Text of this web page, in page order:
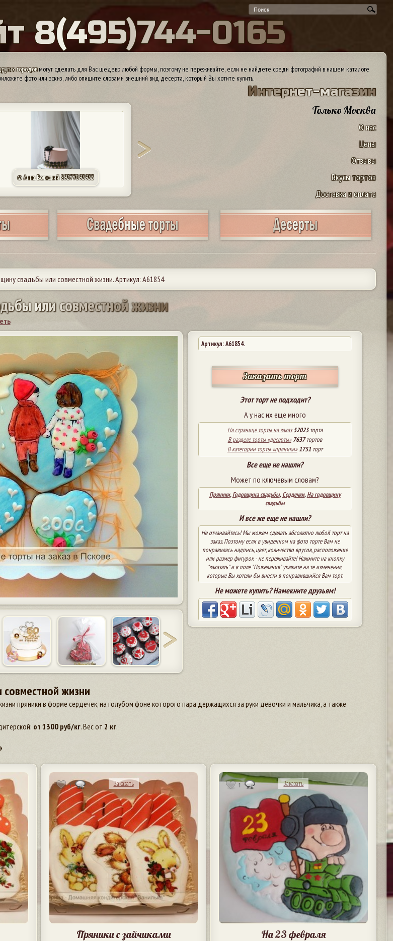
т 8(495)744-0165
городовмогут сделать для Вас шедевр любой формы, поэтому не переживайте, если не найдете среди фотографий в нашем каталоге
фото или эскиз, либо опишите словами внешний вид десерта, который Вы хотите купить.
Интернет-магазин
Только Москва
О нас
Цены
Отзывы
Вкусы тортов
Доставка и оплата
© КП «Алтуфьево». Москва 84957440165
свадьбы или совместной жизни. Артикул: А61854
дьбыилисовместнойжизни
Артикул: A61854.
Заказать торт
Этот торт не подходит?
А у нас их еще много
На странице торты на заказ 52023торта
В разделе торты «десерты» 7637тортов
В категории торты «пряники» 1751торт
Все еще не нашли?
Может по ключевым словам?
Пряники,Годовщина свадьбы,Сердечки,На годовщину
свадьбы
И все же еще не нашли?
Не отчаивайтесь! Мы можем сделать абсолютно любой торт на
заказ. Поэтому если в увиденном на фото торте Вам не
понравилась надпись, цвет, количество ярусов, расположение
или размер фигурок - не переживайте! Нажмите на кнопку
"заказать" и в поле "Пожелания" укажите на те изменения,
которые Вы хотели бы внести в понравившийся Вам торт.
Не можете купить? Намекните друзьям!
жизни
пряники в форме сердечек, на голубом фоне которого пара держащихся за руки девочки и мальчика, а также
от 1300руб/кг. Вес от 2 кг.
1 Заказать
Пряники с зайчиками
1 Заказать
На 23 февраля